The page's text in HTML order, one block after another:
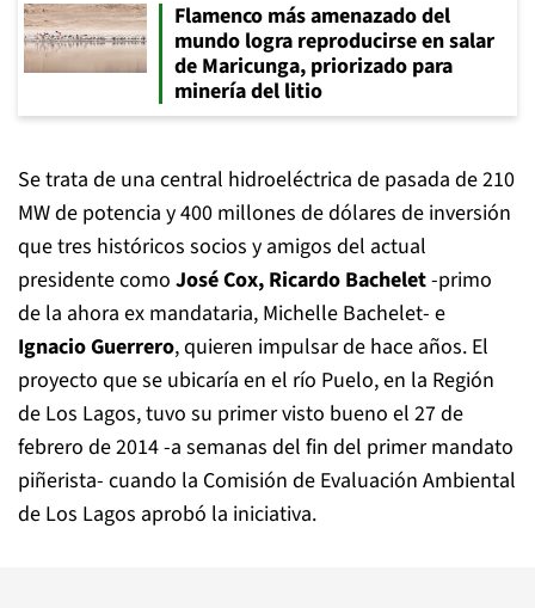
Flamenco más amenazado del
mundo logra reproducirse en salar
de Maricunga, priorizado para
minería del litio
Se trata de una central hidroeléctrica de pasada de 210
MW de potencia y 400 millones de dólares de inversión
que tres históricos socios y amigos del actual
presidente como José Cox, Ricardo Bachelet-primo
de la ahora ex mandataria, Michelle Bachelet- e
Ignacio Guerrero, quieren impulsar de hace años. El
proyecto que se ubicaría en el río Puelo, en la Región
de Los Lagos, tuvo su primer visto bueno el 27 de
febrero de 2014 -a semanas del fin del primer mandato
piñerista- cuando la Comisión de Evaluación Ambiental
de Los Lagos aprobó la iniciativa.